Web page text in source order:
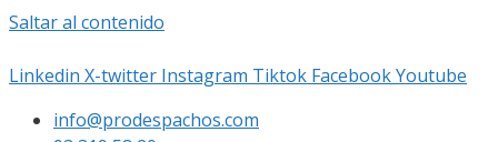
Saltar al contenido
Linkedin X-twitter Instagram Tiktok FacebookYoutube
info@prodespachos.com